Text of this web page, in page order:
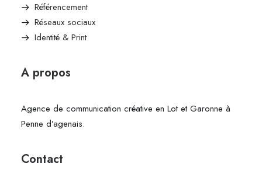
Référencement
Réseaux sociaux
Identité & Print
A propos
Agence de communication créative en Lot et Garonne à
Penne d’agenais.
Contact